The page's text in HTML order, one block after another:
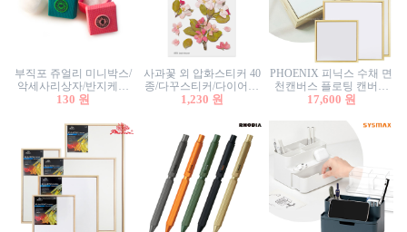
부직포 쥬얼리 미니박스/
악세사리상자/반지케이
스/반지상자/귀걸이상자/
130 원
사과꽃 외 압화스티커 40
종/다꾸스티커/다이어리
꾸미기/꽃스티커/자연물
1,230 원
PHOENIX 피닉스 수채 면
천캔버스 플로팅 캔버스
프레임세트 30x30cm/액자
17,600 원